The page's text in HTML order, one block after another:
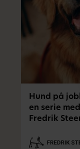
Hund på
en serie med
Fredrik